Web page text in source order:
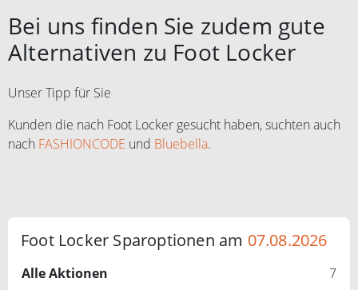
Bei uns finden Sie zudem gute
Alternativen zu Foot Locker
Unser Tipp für Sie
Kunden die nach Foot Locker gesucht haben, suchten auch
nach FASHIONCODE und Bluebella.
Foot Locker Sparoptionen am 07.08.2026
Alle Aktionen
7